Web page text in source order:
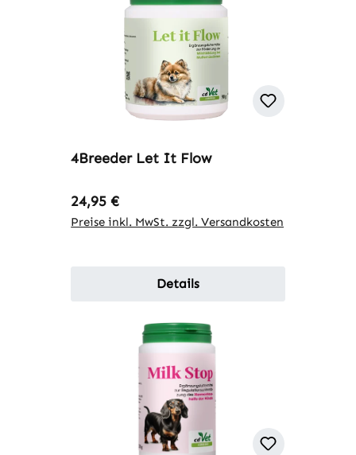
4Breeder Let It Flow
Regulärer Preis:
24,95 €
Preise inkl. MwSt. zzgl. Versandkosten
Details